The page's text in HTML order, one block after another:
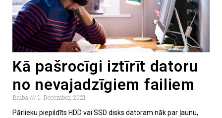
Kā pašrocīgi iztīrīt datoru
no nevajadzīgiem failiem
Baiba
1. December, 2021
Pārlieku piepildīts HDD vai SSD disks datoram nāk par ļaunu,